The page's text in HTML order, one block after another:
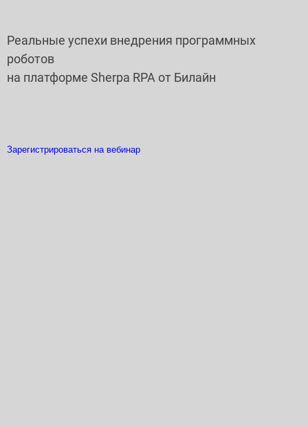
Реальные успехи внедрения программных
роботов
на платформе Sherpa RPA от Билайн
Зарегистрироваться на вебинар